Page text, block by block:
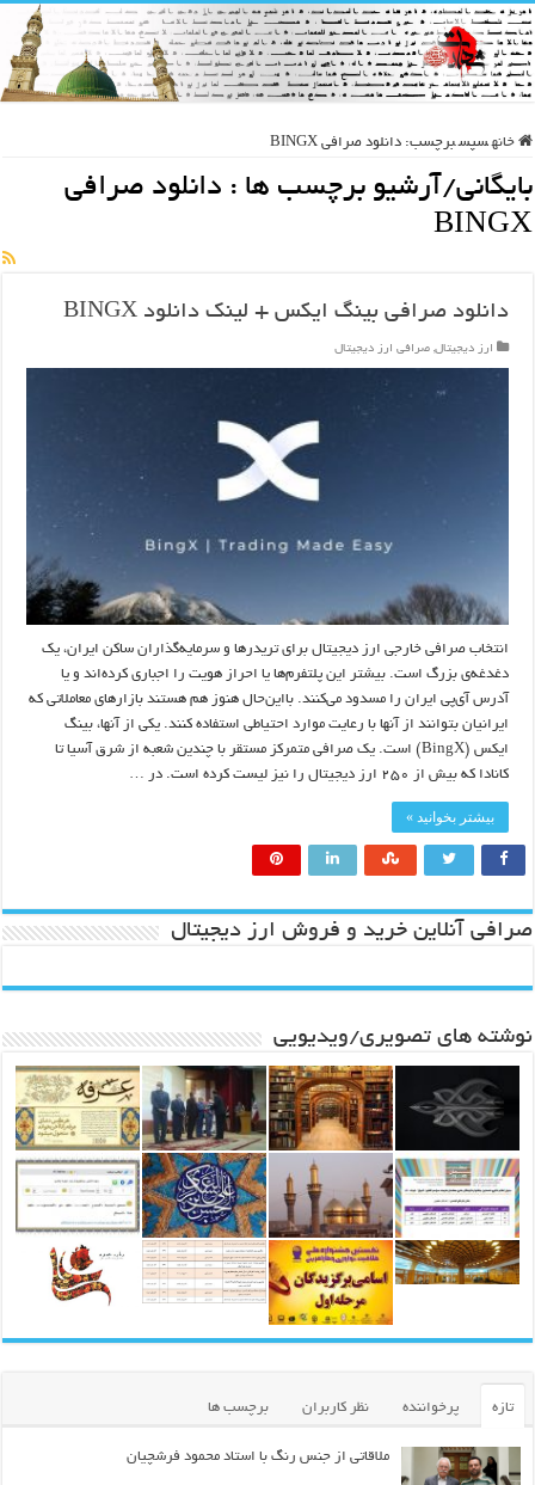
خانه سپس برچسب: دانلود صرافی BINGX
بایگانی/آرشیو برچسب ها : دانلود صرافی
BINGX
دانلود صرافی بینگ ایکس + لینک دانلود BINGX
ارز دیجیتال, صرافی ارز دیجیتال
انتخاب صرافی خارجی ارز دیجیتال برای تریدرها و سرمایه‌گذاران ساکن ایران، یک
دغدغه‌ی بزرگ است. بیشتر این پلتفرم‌ها یا احراز هویت را اجباری کرده‌اند و یا
آدرس آی‌پی ایران را مسدود می‌کنند. بااین‌حال هنوز هم هستند بازارهای معاملاتی که
ایرانیان بتوانند از آنها با رعایت موارد احتیاطی استفاده کنند. یکی از آنها، بینگ
ایکس (BingX) است. یک صرافی متمرکز مستقر با چندین شعبه از شرق آسیا تا
کانادا که بیش از ۲۵۰ ارز دیجیتال را نیز لیست کرده است. در …
بیشتر بخوانید »
صرافی آنلاین خرید و فروش ارز دیجیتال
نوشته های تصویری/ویدیویی
تازه پرخواننده نظر کاربران برچسب ها
ملاقاتی از جنس رنگ با استاد محمود فرشچیان